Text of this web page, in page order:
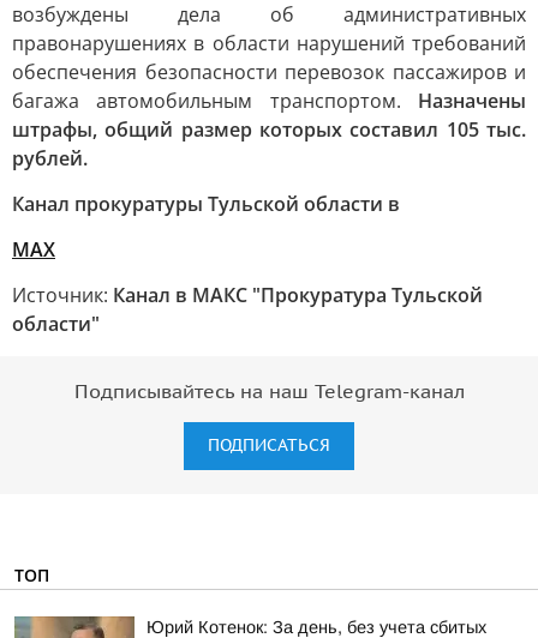
возбуждены дела об административных
правонарушениях в области нарушений требований
обеспечения безопасности перевозок пассажиров и
багажа автомобильным транспортом. Назначены
штрафы, общий размер которых составил 105 тыс.
рублей.
Канал прокуратуры Тульской области в
МАХ
Источник: Канал в МАКС "Прокуратура Тульской
области"
Подписывайтесь на наш Telegram-канал
ПОДПИСАТЬСЯ
ТОП
Юрий Котенок: За день, без учета сбитых